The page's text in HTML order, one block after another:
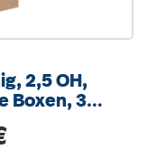
2,5 OH,
Boxen, 3